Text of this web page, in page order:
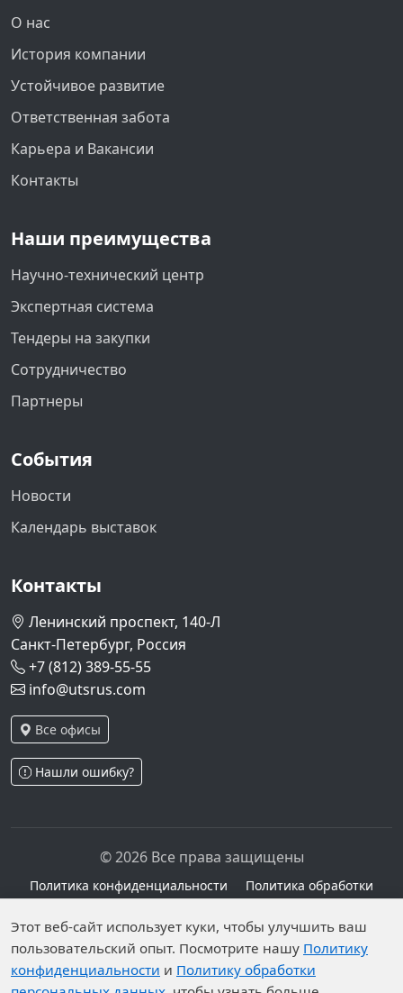
О нас
История компании
Устойчивое развитие
Ответственная забота
Карьера и Вакансии
Контакты
Наши преимущества
Научно-технический центр
Экспертная система
Тендеры на закупки
Сотрудничество
Партнеры
События
Новости
Календарь выставок
Контакты
Ленинский проспект, 140-Л
Санкт-Петербург, Россия
+7 (812) 389-55-55
info@utsrus.com
Все офисы
Нашли ошибку?
© 2026 Все права защищены
Политика конфиденциальности
Политика обработки
Персональные данные опубликованы на сайте при
наличии правовых оснований в соответствии с ч.1
ст.6 и ст.10.1 152-ФЗ. Субъектами установлены
Этот веб-сайт использует куки, чтобы улучшить ваш
пользовательский опыт. Посмотрите нашу Политику
конфиденциальности и Политику обработки